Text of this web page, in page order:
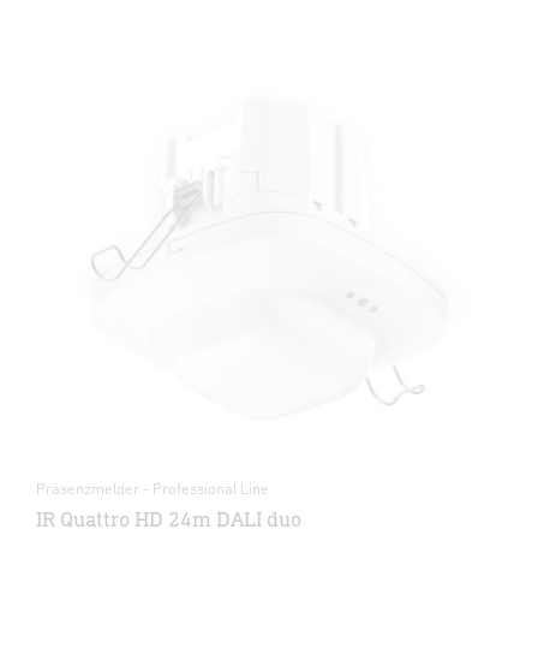
Präsenzmelder - Professional Line
IR Quattro HD 24m DALI duo